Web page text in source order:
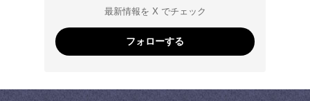
最新情報を X でチェック
フォローする